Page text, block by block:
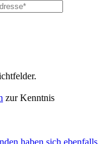
zur Kenntnis
haben sich ebenfalls